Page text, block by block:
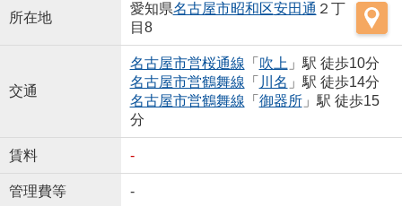
所在地
愛知県名古屋市昭和区安田通 ２丁
目8
交通
名古屋市営桜通線 「 吹上」駅 徒歩10分
名古屋市営鶴舞線 「 川名 」駅 徒歩14分
名古屋市営鶴舞線 「 御器所」駅 徒歩15
分
賃料 -
管理費等 -